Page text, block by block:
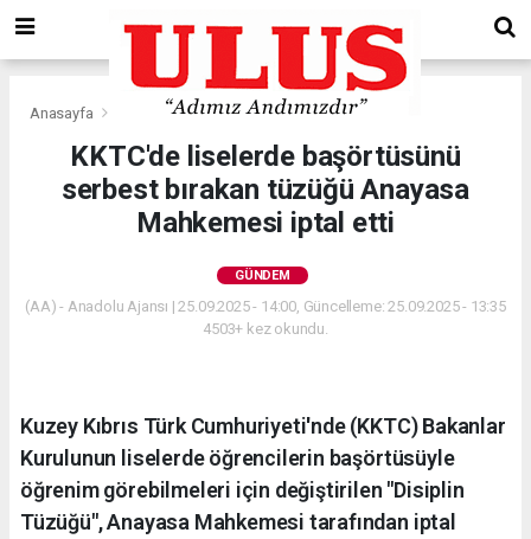
Anasayfa Gündem
KKTC'de liselerde başörtüsünü
serbest bırakan tüzüğü Anayasa
Mahkemesi iptal etti
GÜNDEM
(AA) - Anadolu Ajansı | 25.09.2025 - 14:00, Güncelleme: 25.09.2025 - 13:35
4503+ kez okundu.
Kuzey Kıbrıs Türk Cumhuriyeti'nde (KKTC) Bakanlar
Kurulunun liselerde öğrencilerin başörtüsüyle
öğrenim görebilmeleri için değiştirilen "Disiplin
Tüzüğü", Anayasa Mahkemesi tarafından iptal